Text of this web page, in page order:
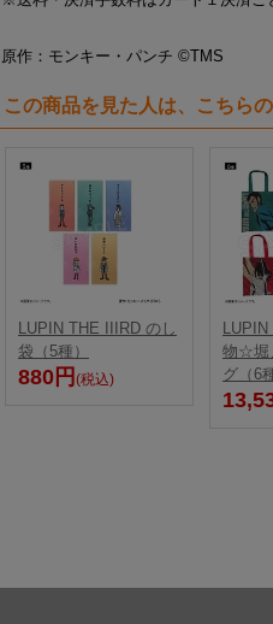
原作：モンキー・パンチ ©TMS
この商品を見た人は、こちら
LUPIN THE IIIRD のし
袋（5種）
880円 (税込)
物☆堀
グ（6